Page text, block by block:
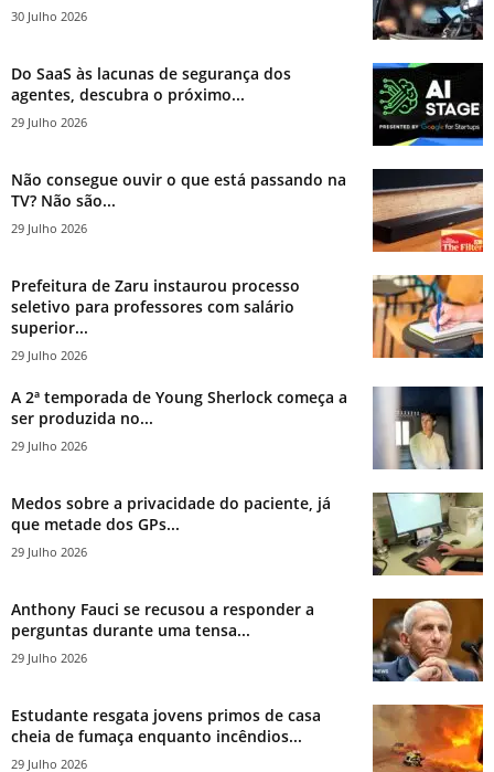
30 Julho 2026
Do SaaS às lacunas de segurança dos
agentes, descubra o próximo...
29 Julho 2026
Não consegue ouvir o que está passando na
TV? Não são...
29 Julho 2026
Prefeitura de Zaru instaurou processo
seletivo para professores com salário
superior...
29 Julho 2026
A 2ª temporada de Young Sherlock começa a
ser produzida no...
29 Julho 2026
Medos sobre a privacidade do paciente, já
que metade dos GPs...
29 Julho 2026
Anthony Fauci se recusou a responder a
perguntas durante uma tensa...
29 Julho 2026
Estudante resgata jovens primos de casa
cheia de fumaça enquanto incêndios...
29 Julho 2026